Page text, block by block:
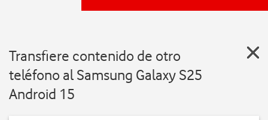
Transfiere contenido de otro
teléfono al Samsung Galaxy S25
Android 15